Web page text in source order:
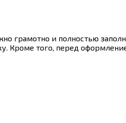
грамотно и полностью
того, перед